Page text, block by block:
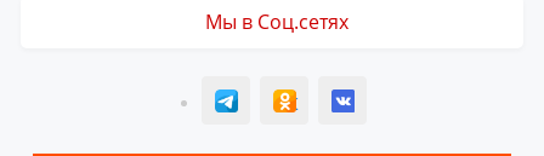
Мы в Соц.сетях
T ОК ВК